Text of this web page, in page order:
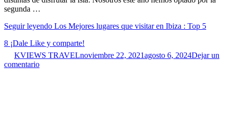
segunda …
Seguir leyendo Los Mejores lugares que visitar en Ibiza : Top 5
8 ¡Dale Like y comparte!
KVIEWS TRAVELnoviembre 22, 2021agosto 6, 2024Dejar un
comentario